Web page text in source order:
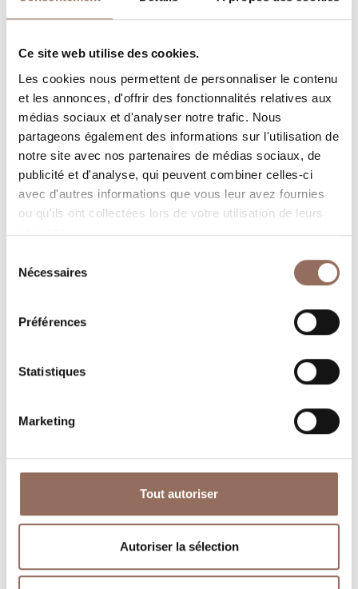
Ce site web utilise des cookies.
Les cookies nous permettent de personnaliser le contenu
et les annonces, d'offrir des fonctionnalités relatives aux
médias sociaux et d'analyser notre trafic. Nous
partageons également des informations sur l'utilisation de
notre site avec nos partenaires de médias sociaux, de
publicité et d'analyse, qui peuvent combiner celles-ci
avec d'autres informations que vous leur avez fournies
ou qu'ils ont collectées lors de votre utilisation de leurs
services.
Nécessaires
Préférences
Statistiques
Marketing
Tout autoriser
Autoriser la sélection
Capacité d'hébergement
Rooms number:
Nombre de salles de bains:13
Beds number:25
Programmez où dormir, où manger, quoi faire et visiter
dans chaque coin de Langhe Monferrato Roero, tout en
gardant un œil sur la météo en temps réel